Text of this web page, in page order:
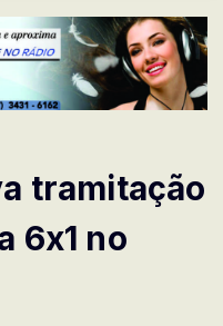
tramitação
6x1 no